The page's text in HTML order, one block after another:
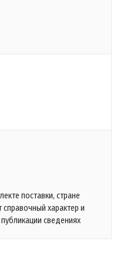
поставки, стране
характер и
сведениях